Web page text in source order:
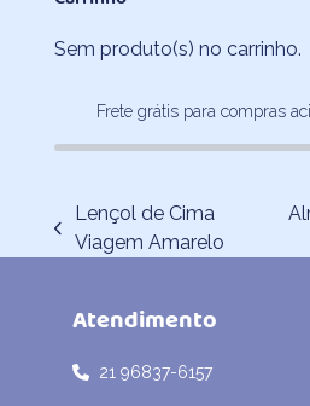
Sem produto(s) no carrinho.
Frete grátis para compras
previous
Lençol de Cima
Viagem Amarelo
Atendimento
21 96837-6157